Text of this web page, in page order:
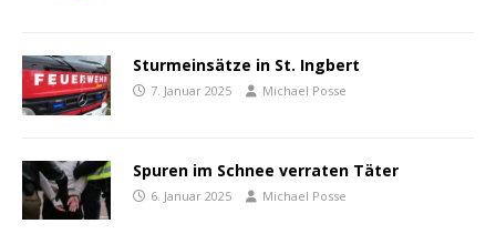
Sturmeinsätze in St. Ingbert
7. Januar 2025 Michael Posse
Spuren im Schnee verraten Täter
6. Januar 2025 Michael Posse